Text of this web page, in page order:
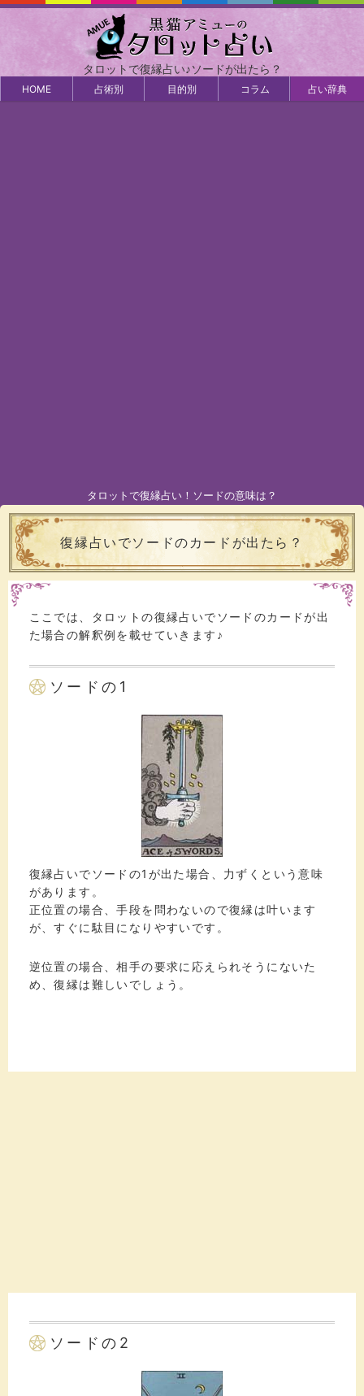
タロットで復縁占い♪ソードが出たら？
HOME 占術別 目的別 コラム 占い辞典
タロットで復縁占い！ソードの意味は？
復縁占いでソードのカードが出たら？
ここでは、タロットの復縁占いでソードのカードが出
た場合の解釈例を載せていきます♪
ソードの1
復縁占いでソードの1が出た場合、力ずくという意味
があります。
正位置の場合、手段を問わないので復縁は叶います
が、すぐに駄目になりやすいです。
逆位置の場合、相手の要求に応えられそうにないた
め、復縁は難しいでしょう。
ソードの2